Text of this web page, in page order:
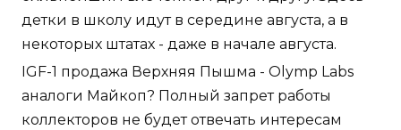
детки в школу идут в середине августа, а в
некоторых штатах - даже в начале августа.
IGF-1 продажа Верхняя Пышма - Olymp Labs
аналоги Майкоп? Полный запрет работы
коллекторов не будет отвечать интересам